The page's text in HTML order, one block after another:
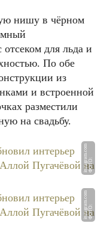
нишу в чёрном
для льда и
По обе
из
и встроенной
разместили
на свадьбу.
Ф
О
Т
О:
i
n
st
a
g
r
a
m.
c
o
m
Ф
О
Т
О:
i
n
st
a
g
r
a
m.
c
o
m